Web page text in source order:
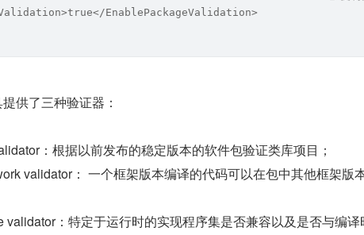
EnablePackageValidation>
供了三种验证器：
：根据以前发布的稳定版本的软件包验证类库项目；
validator： 一个框架版本编译的代码可以在包中其他框架版
validator：特定于运行时的实现程序集是否兼容以及是否与编译